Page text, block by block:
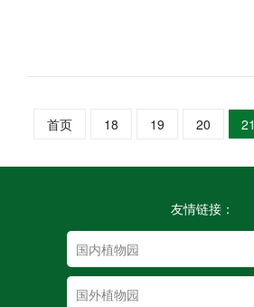
首页 18 19 20 21
友情链接：